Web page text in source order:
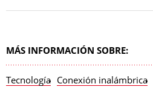
MÁS INFORMACIÓN SOBRE:
Tecnología Conexión inalámbrica